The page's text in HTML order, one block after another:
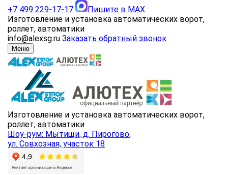
+7 499 229-17-17
Пишите в MAX
Изготовление и установка автоматических ворот,
роллет, автоматики
info@alexsg.ru Заказать обратный звонок
Меню
Изготовление и установка автоматических ворот,
роллет, автоматики
Шоу-рум: Мытищи, д. Пирогово,
ул. Совхозная, участок 18